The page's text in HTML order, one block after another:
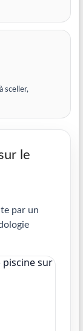
sceller,
le
par un